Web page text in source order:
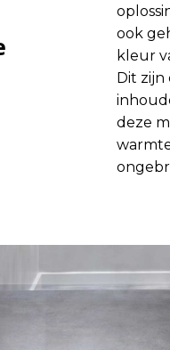
ook
kleur
Dit zijn
deze